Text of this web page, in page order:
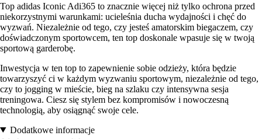
Top adidas Iconic Adi365 to znacznie więcej niż tylko ochrona przed
niekorzystnymi warunkami: ucieleśnia ducha wydajności i chęć do
wyzwań. Niezależnie od tego, czy jesteś amatorskim biegaczem, czy
doświadczonym sportowcem, ten top doskonale wpasuje się w twoją
sportową garderobę.
Inwestycja w ten top to zapewnienie sobie odzieży, która będzie
towarzyszyć ci w każdym wyzwaniu sportowym, niezależnie od tego,
czy to jogging w mieście, bieg na szlaku czy intensywna sesja
treningowa. Ciesz się stylem bez kompromisów i nowoczesną
technologią, aby osiągnąć swoje cele.
Dodatkowe informacje